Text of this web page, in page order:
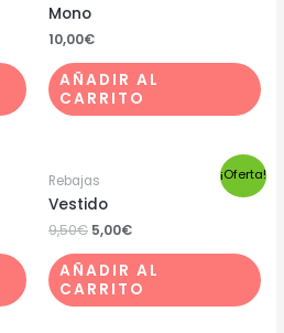
Mono
10,00€
AÑADIR AL
CARRITO
¡Oferta!
Rebajas
Vestido
9,50€ 5,00€
AÑADIR AL
CARRITO